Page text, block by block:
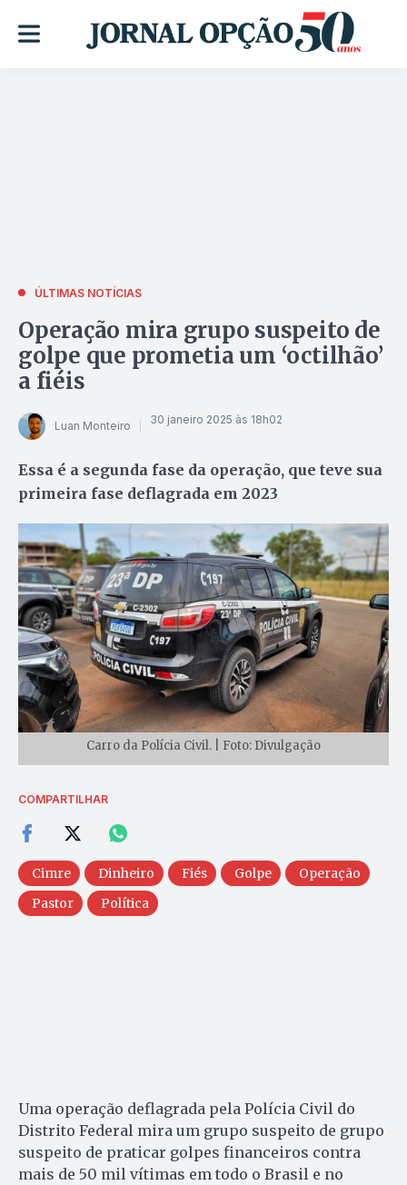
ÚLTIMAS NOTÍCIAS
Operação mira grupo suspeito de
golpe que prometia um ‘octilhão’
a fiéis
Luan Monteiro 30 janeiro 2025 às 18h02
Essa é a segunda fase da operação, que teve sua
primeira fase deflagrada em 2023
Carro da Polícia Civil. | Foto: Divulgação
COMPARTILHAR
Cimre Dinheiro Fiés Golpe
Operação
Pastor
Política
Uma operação deflagrada pela Polícia Civil do
Distrito Federal mira um grupo suspeito de grupo
suspeito de praticar golpes financeiros contra
mais de 50 mil vítimas em todo o Brasil e no